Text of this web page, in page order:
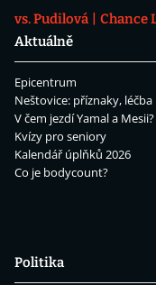
vs. Pudilová
Chance
Aktuálně
Epicentrum
Neštovice: příznaky, léčba
V čem jezdí Yamal a Mesii?
Kvízy pro seniory
Kalendář úplňků 2026
Co je bodycount?
Politika